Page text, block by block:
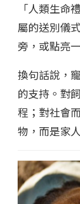
「人類生命
屬的送別儀
旁，或點亮
換句話說，
的支持。對
程；對社會
物，而是家